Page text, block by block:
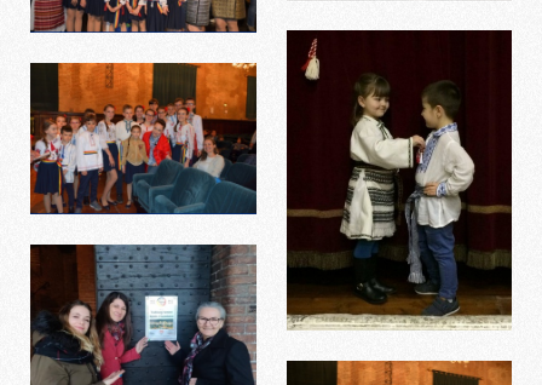
Dragobete
Dragomiroiu
Dragomiroiu